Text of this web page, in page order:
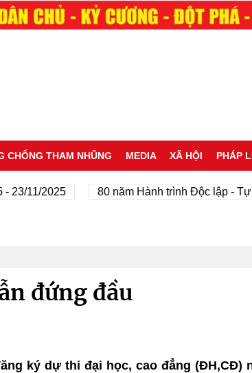
CHỐNG THAM NHŨNG MEDIA XÃ HỘI PHÁP
2025 80 năm Hành trình Độc lập - Tự do -
đứng đầu
ký dự thi đại học, cao đẳng (ĐH,CĐ)